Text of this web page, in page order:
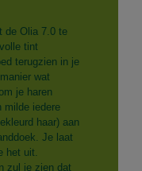
de Olia 7.0 te
tint
terugzien in je
wat
je haren
milde iedere
haar) aan
Je laat
het uit.
zul je zien dat